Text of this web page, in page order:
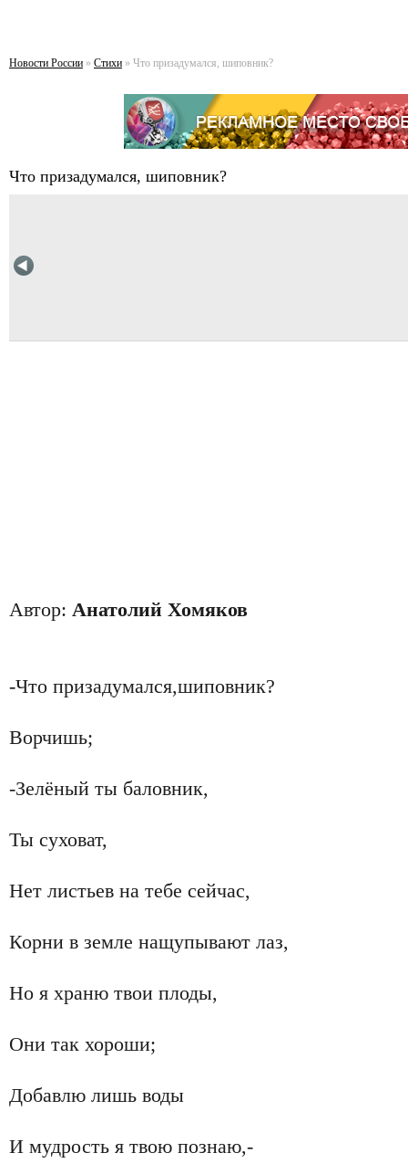
Новости России » Стихи » Что призадумался, шиповник?
Что призадумался, шиповник?
Автор: Анатолий Хомяков
-Что призадумался,шиповник?
Ворчишь;
-Зелёный ты баловник,
Ты суховат,
Нет листьев на тебе сейчас,
Корни в земле нащупывают лаз,
Но я храню твои плоды,
Они так хороши;
Добавлю лишь воды
И мудрость я твою познаю,-